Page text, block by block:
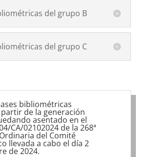
del grupo B
del grupo C
bibliométricas
de la generación
asentado en el
CA/02102024 de la 268ª
del Comité
llevada a cabo el día 2
de 2024.